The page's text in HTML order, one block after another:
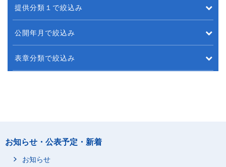
提供分類１で絞込み
公開年月で絞込み
表章分類で絞込み
お知らせ・公表予定・新着
お知らせ